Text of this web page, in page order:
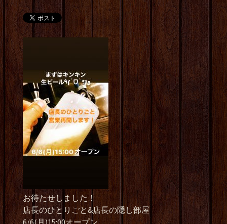
お待たせしました！
店長のひとりごと&店長の隠し部屋
6/6(月)15:00オープン